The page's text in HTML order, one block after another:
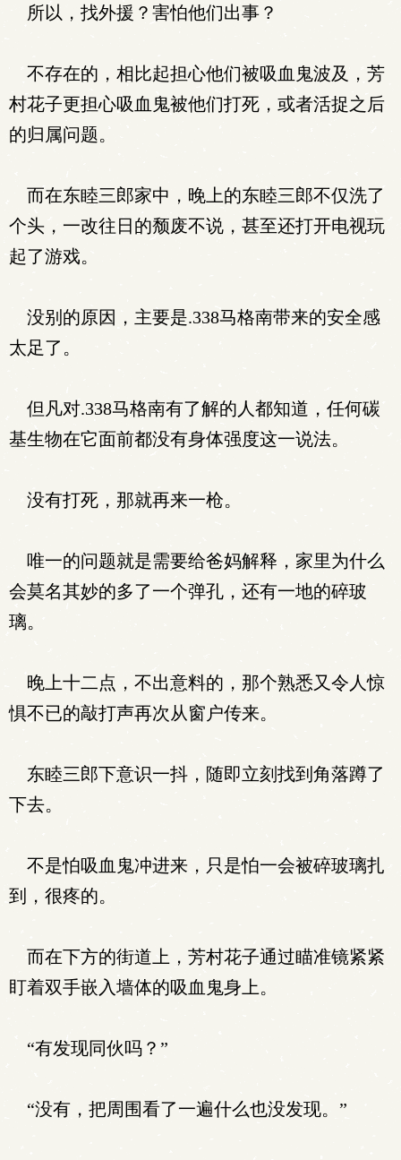
所以，找外援？害怕他们出事？
不存在的，相比起担心他们被吸血鬼波及，芳
村花子更担心吸血鬼被他们打死，或者活捉之后
的归属问题。
而在东睦三郎家中，晚上的东睦三郎不仅洗了
个头，一改往日的颓废不说，甚至还打开电视玩
起了游戏。
没别的原因，主要是.338马格南带来的安全感
太足了。
但凡对.338马格南有了解的人都知道，任何碳
基生物在它面前都没有身体强度这一说法。
没有打死，那就再来一枪。
唯一的问题就是需要给爸妈解释，家里为什么
会莫名其妙的多了一个弹孔，还有一地的碎玻
璃。
晚上十二点，不出意料的，那个熟悉又令人惊
惧不已的敲打声再次从窗户传来。
东睦三郎下意识一抖，随即立刻找到角落蹲了
下去。
不是怕吸血鬼冲进来，只是怕一会被碎玻璃扎
到，很疼的。
而在下方的街道上，芳村花子通过瞄准镜紧紧
盯着双手嵌入墙体的吸血鬼身上。
“有发现同伙吗？”
“没有，把周围看了一遍什么也没发现。”